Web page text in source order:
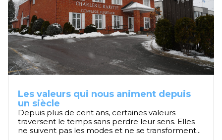
Les valeurs qui nous animent depuis
un siècle
Depuis plus de cent ans, certaines valeurs
traversent le temps sans perdre leur sens. Elles
ne suivent pas les modes et ne se transforment...